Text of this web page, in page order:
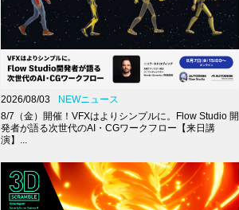
2026/08/03
NEWニュース
8/7（金）開催！VFXはよりシンプルに。Flow Studio 開
発者が語る次世代のAI・CGワークフロー【来日講
演】...